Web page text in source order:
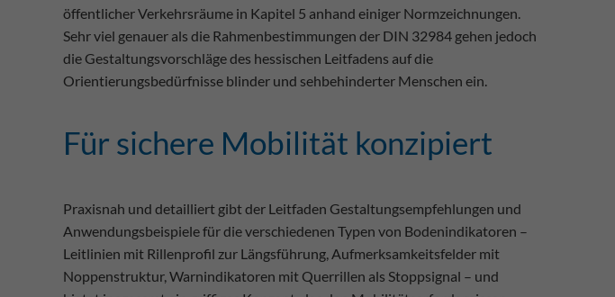
öffentlicher Verkehrsräume in Kapitel 5 anhand einiger Normzeichnungen.
Sehr viel genauer als die Rahmenbestimmungen der DIN 32984 gehen jedoch
die Gestaltungsvorschläge des hessischen Leitfadens auf die
Orientierungsbedürfnisse blinder und sehbehinderter Menschen ein.
Für sichere Mobilität konzipiert
Praxisnah und detailliert gibt der Leitfaden Gestaltungsempfehlungen und
Anwendungsbeispiele für die verschiedenen Typen von Bodenindikatoren –
Leitlinien mit Rillenprofil zur Längsführung, Aufmerksamkeitsfelder mit
Noppenstruktur, Warnindikatoren mit Querrillen als Stoppsignal – und